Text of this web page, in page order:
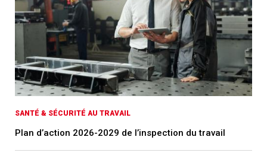
SANTÉ & SÉCURITÉ AU TRAVAIL
Plan d’action 2026-2029 de l’inspection du travail